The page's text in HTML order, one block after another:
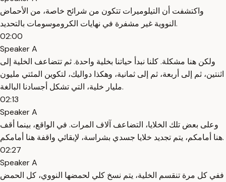
واكتشفت أن التيلوميرات تتكون من شرائح خاصة، من الأحماض
النووية غير مشفرة في نهايات الكروموسومات بالتحديد.
02:00
Speaker A
ولكن هنا مشكلة. كلنا نبدأ حياتنا بخلية واحدة. ثم تتضاعف الخلية إلى
اثنتين، ثم إلى أربعة، ثم إلى ثمانية، وهكذا دواليك، لتكوين المئتي مليون
مليار خلية، التي تشكل أجسادنا البالغة.
02:13
Speaker A
وعلى بعض تلك الخلايا، التضاعف آلاف المرات. في الواقع، بينما أقف
هنا أمامكم، يتم تجديد خلايا جسدي بشراسة، لإبقائي واقفة هنا أمامكم.
02:27
Speaker A
ففي كل مرة تنقسم الخلية، يتم نسخ كلي لحمضها النووي، كل الحمض